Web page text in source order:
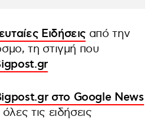
Ειδήσεις από την
τη στιγμή που
στο Google News
τις ειδήσεις